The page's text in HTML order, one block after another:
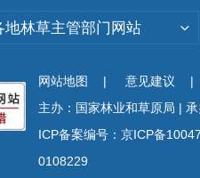
地林草主管部门网站
网站地图 | 意见建议 |
主办：国家林业和草原局 |
ICP备案编号：京ICP备
0108229